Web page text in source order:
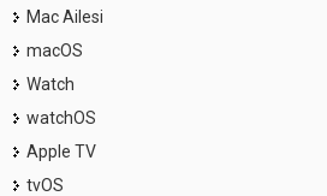
Mac Ailesi
macOS
Watch
watchOS
Apple TV
tvOS